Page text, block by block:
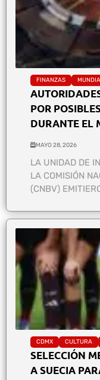
FINANZAS
POR
DURANTE EL
MAYO 28, 2026
LA UNIDAD DE
LA COMISIÓN
(CNBV)
CDMX CULTURA
SELECCIÓN
A SUECIA